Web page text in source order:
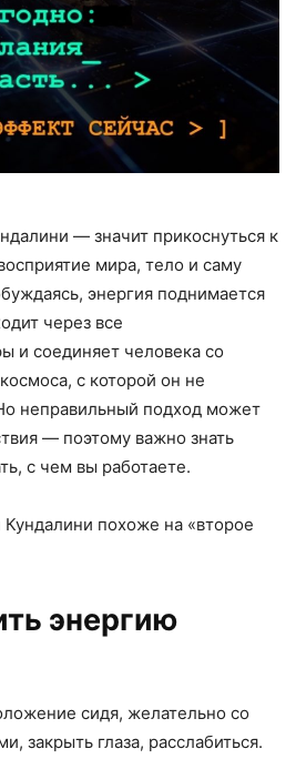
— значит прикоснуться к
мира, тело и саму
энергия поднимается
через все
и соединяет человека со
с которой он не
неправильный подход может
— поэтому важно знать
с чем вы работаете.
похоже на «второе
энергию
сидя, желательно со
закрыть глаза, расслабиться.